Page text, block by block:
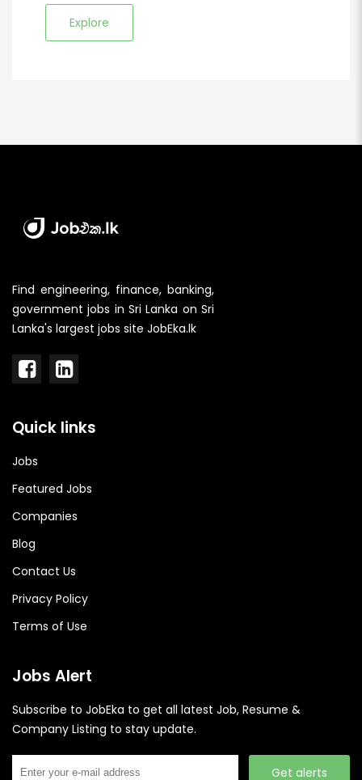
Explore
Find engineering, finance, banking,
government jobs in Sri Lanka on Sri
Lanka's largest jobs site JobEka.lk
Quick links
Jobs
Featured Jobs
Companies
Blog
Contact Us
Privacy Policy
Terms of Use
Jobs Alert
Subscribe to JobEka to get all latest Job, Resume &
Company Listing to stay update.
Get alerts